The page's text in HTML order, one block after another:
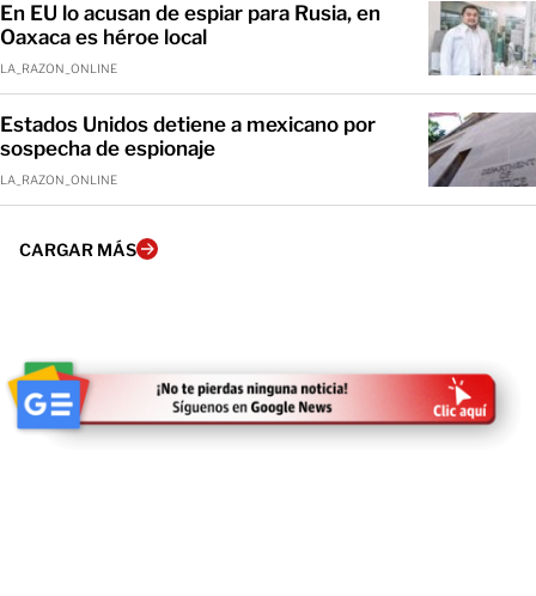
En EU lo acusan de espiar para Rusia, en
Oaxaca es héroe local
LA_RAZON_ONLINE
Estados Unidos detiene a mexicano por
sospecha de espionaje
LA_RAZON_ONLINE
CARGAR MÁS